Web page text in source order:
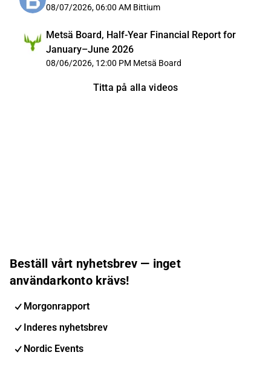
08/07/2026, 06:00 AM Bittium
Metsä Board, Half-Year Financial Report for
January–June 2026
08/06/2026, 12:00 PM Metsä Board
Titta på alla videos
Beställ vårt nyhetsbrev — inget
användarkonto krävs!
Morgonrapport
Inderes nyhetsbrev
Nordic Events